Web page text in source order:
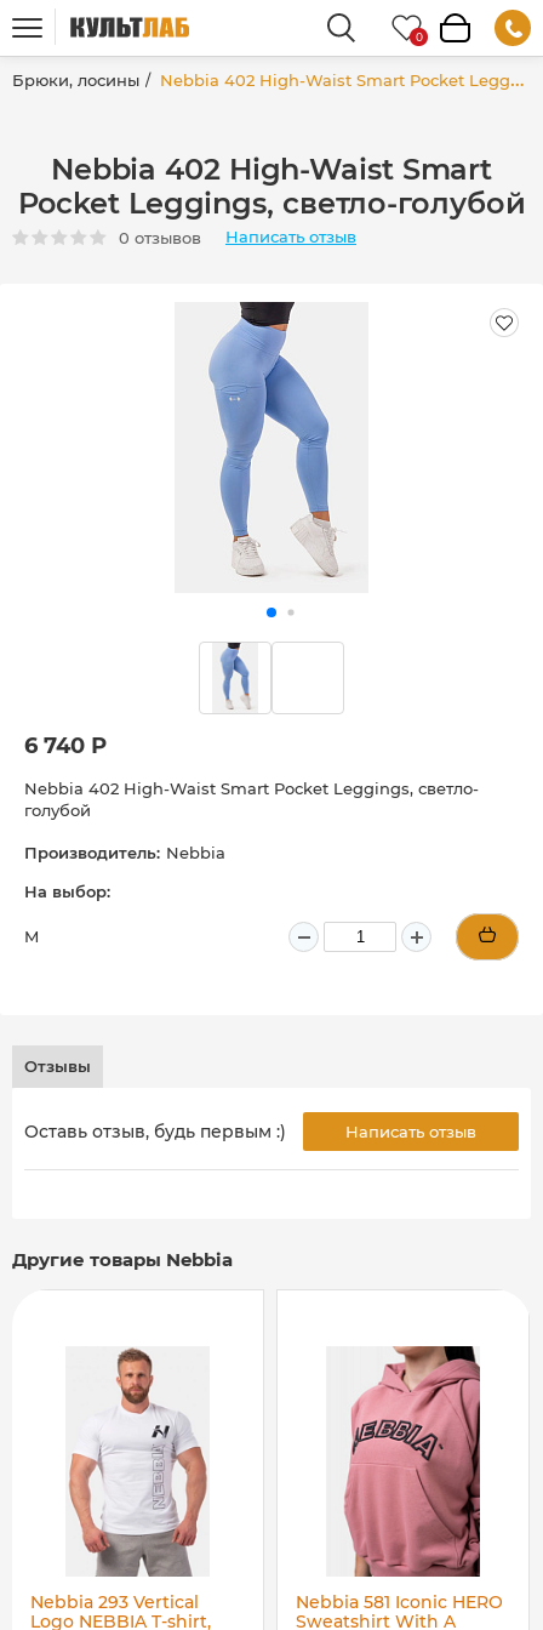
Брюки, лосины Nebbia 402 High-Waist Smart Pocket Leggings, светло-голубой
Nebbia 402 High-Waist Smart
Pocket Leggings, светло-голубой
0 отзывов Написать отзыв
6 740 Р
Nebbia 402 High-Waist Smart Pocket Leggings, светло-
голубой
Производитель: Nebbia
На выбор:
M
Отзывы
Оставь отзыв, будь первым :) Написать отзыв
Другие товары Nebbia
Nebbia 293 Vertical
Logo NEBBIA T-shirt,
Nebbia 581 Iconic HERO
Sweatshirt With A